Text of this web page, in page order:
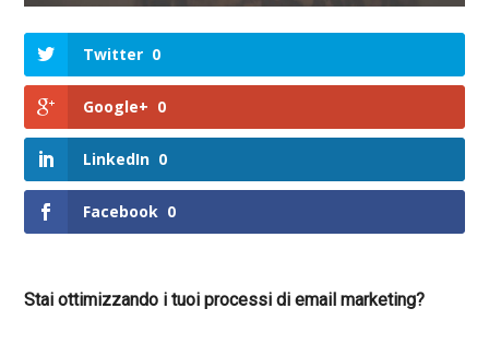
Twitter 0
Google+ 0
LinkedIn 0
Facebook 0
Stai ottimizzando i tuoi processi di email marketing?